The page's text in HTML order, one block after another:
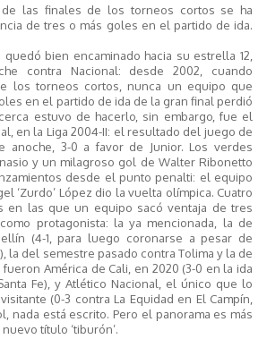
las finales de los torneos cortos se ha
de tres o más goles en el partido de ida.
bien encaminado hacia su estrella 12,
contra Nacional: desde 2002, cuando
los torneos cortos, nunca un equipo que
en el partido de ida de la gran final perdió
estuvo de hacerlo, sin embargo, fue el
en la Liga 2004-II: el resultado del juego de
anoche, 3-0 a favor de Junior. Los verdes
y un milagroso gol de Walter Ribonetto
desde el punto penalti: el equipo
‘Zurdo’ López dio la vuelta olímpica. Cuatro
en las que un equipo sacó ventaja de tres
protagonista: la ya mencionada, la de
(4-1, para luego coronarse a pesar de
la del semestre pasado contra Tolima y la de
América de Cali, en 2020 (3-0 en la ida
Fe), y Atlético Nacional, el único que lo
(0-3 contra La Equidad en El Campín,
nada está escrito. Pero el panorama es más
título ‘tiburón’.